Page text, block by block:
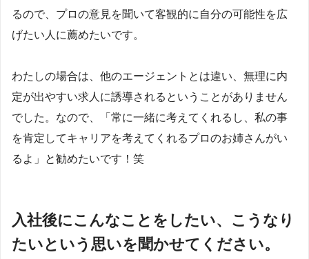
るので、プロの意見を聞いて客観的に自分の可能性を広
げたい人に薦めたいです。
わたしの場合は、他のエージェントとは違い、無理に内
定が出やすい求人に誘導されるということがありません
でした。なので、「常に一緒に考えてくれるし、私の事
を肯定してキャリアを考えてくれるプロのお姉さんがい
るよ」と勧めたいです！笑
入社後にこんなことをしたい、こうなり
たいという思いを聞かせてください。